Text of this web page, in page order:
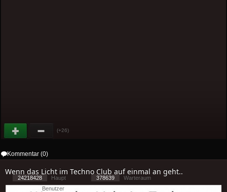
(+26)
Kommentar (0)
Wenn das Licht im Techno Club auf einmal an geht..
24218428 Haupt 378639
Warteraum
Benutzer